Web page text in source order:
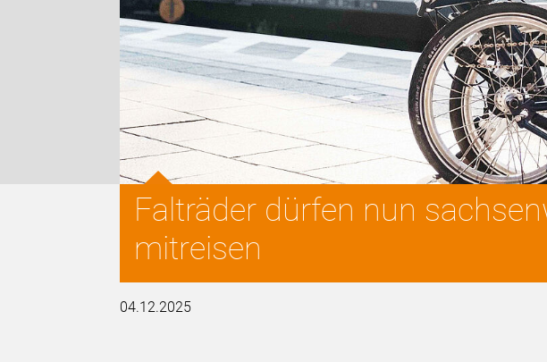
Falträder dürfen nun
mitreisen
04.12.2025